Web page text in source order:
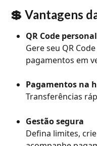
💲 Vantagens
QR Code
Gere seu QR
pagamentos em
Pagamentos na
Transferências
Gestão segura
Defina limites,